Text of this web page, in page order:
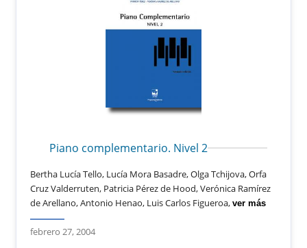
Piano complementario. Nivel 2
Bertha Lucía Tello, Lucía Mora Basadre, Olga Tchijova, Orfa
Cruz Valderruten, Patricia Pérez de Hood, Verónica Ramírez
de Arellano, Antonio Henao, Luis Carlos Figueroa,ver más
febrero 27, 2004